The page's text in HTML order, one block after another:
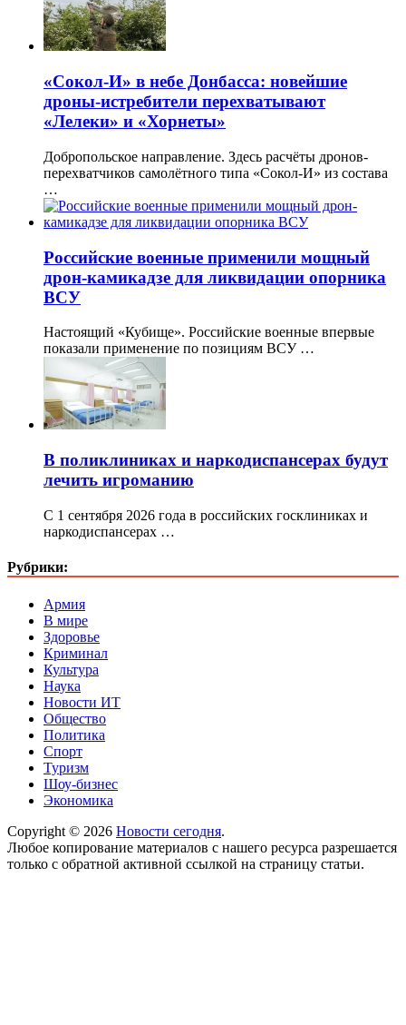
«Сокол-И» в небе Донбасса: новейшие
дроны-истребители перехватывают
«Лелеки» и «Хорнеты»
Добропольское направление. Здесь расчёты дронов-
перехватчиков самолётного типа «Сокол-И» из состава
…
Российские военные применили мощный
дрон-камикадзе для ликвидации опорника
ВСУ
Настоящий «Кубище». Российские военные впервые
показали применение по позициям ВСУ …
В поликлиниках и наркодиспансерах будут
лечить игроманию
С 1 сентября 2026 года в российских госклиниках и
наркодиспансерах …
Рубрики:
Армия
В мире
Здоровье
Криминал
Культура
Наука
Новости ИТ
Общество
Политика
Спорт
Туризм
Шоу-бизнес
Экономика
Copyright © 2026 Новости сегодня.
Любое копирование материалов с нашего ресурса разрешается
только с обратной активной ссылкой на страницу статьи.